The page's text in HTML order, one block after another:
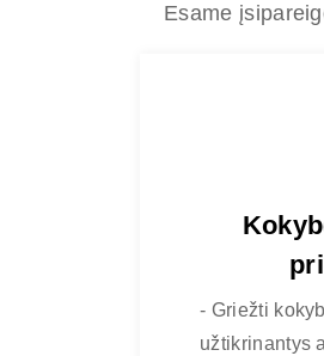
Esame
- Griežti
užtikrinantys